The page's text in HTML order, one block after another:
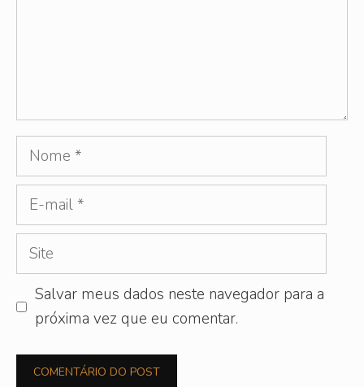
Nome
E-
mail
Site
Salvar meus dados neste navegador para a
próxima vez que eu comentar.